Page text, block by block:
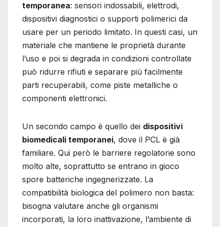
temporanea: sensori indossabili, elettrodi,
dispositivi diagnostici o supporti polimerici da
usare per un periodo limitato. In questi casi, un
materiale che mantiene le proprietà durante
l’uso e poi si degrada in condizioni controllate
può ridurre rifiuti e separare più facilmente
parti recuperabili, come piste metalliche o
componenti elettronici.
Un secondo campo è quello dei dispositivi
biomedicali temporanei, dove il PCL è già
familiare. Qui però le barriere regolatorie sono
molto alte, soprattutto se entrano in gioco
spore batteriche ingegnerizzate. La
compatibilità biologica del polimero non basta:
bisogna valutare anche gli organismi
incorporati, la loro inattivazione, l’ambiente di